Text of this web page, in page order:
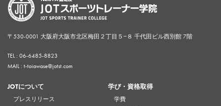
〒530-0001 大阪府大阪市北区梅田２丁目５−８ 千代田ビル西別館 7階
TEL : 06-6485-8823
MAIL : t-toiawase@jotst.com
JOTについて
プレスリリース
学び・資格取得
学費